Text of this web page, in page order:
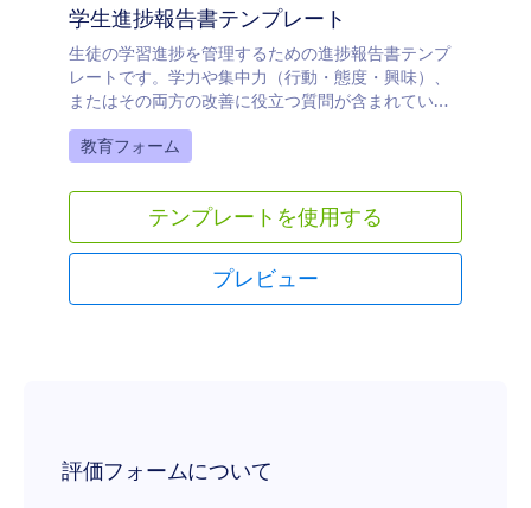
学生進捗報告書テンプレート
生徒の学習進捗を管理するための進捗報告書テンプ
レートです。学力や集中力（行動・態度・興味）、
またはその両方の改善に役立つ質問が含まれていま
す。
Go to Category:
教育フォーム
テンプレートを使用する
プレビュー
評価フォームについて